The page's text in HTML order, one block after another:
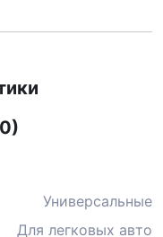
Универсальные
Для легковых авто